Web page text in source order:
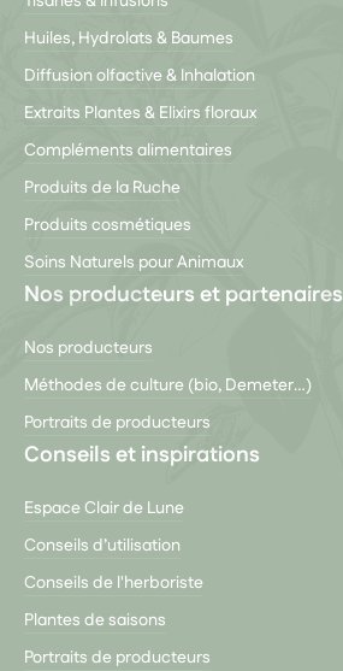
Huiles, Hydrolats & Baumes
Diffusion olfactive & Inhalation
Extraits Plantes & Elixirs floraux
Compléments alimentaires
Produits de la Ruche
Produits cosmétiques
Soins Naturels pour Animaux
Nos producteurs et partenaires
Nos producteurs
Méthodes de culture (bio, Demeter…)
Portraits de producteurs
Conseils et inspirations
Espace Clair de Lune
Conseils d’utilisation
Conseils de l'herboriste
Plantes de saisons
Portraits de producteurs